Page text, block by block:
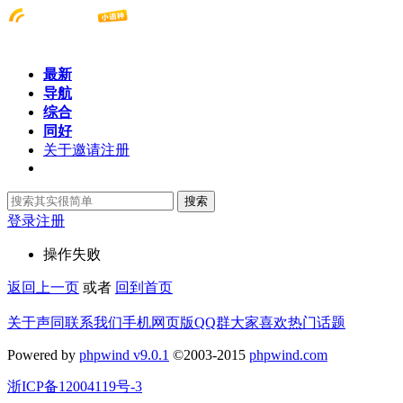
最新
导航
综合
同好
关于邀请注册
搜索
登录注册
操作失败
返回上一页 或者 回到首页
关于声同联系我们手机网页版QQ群大家喜欢热门话题
Powered by phpwind v9.0.1 ©2003-2015 phpwind.com
浙ICP备12004119号-3